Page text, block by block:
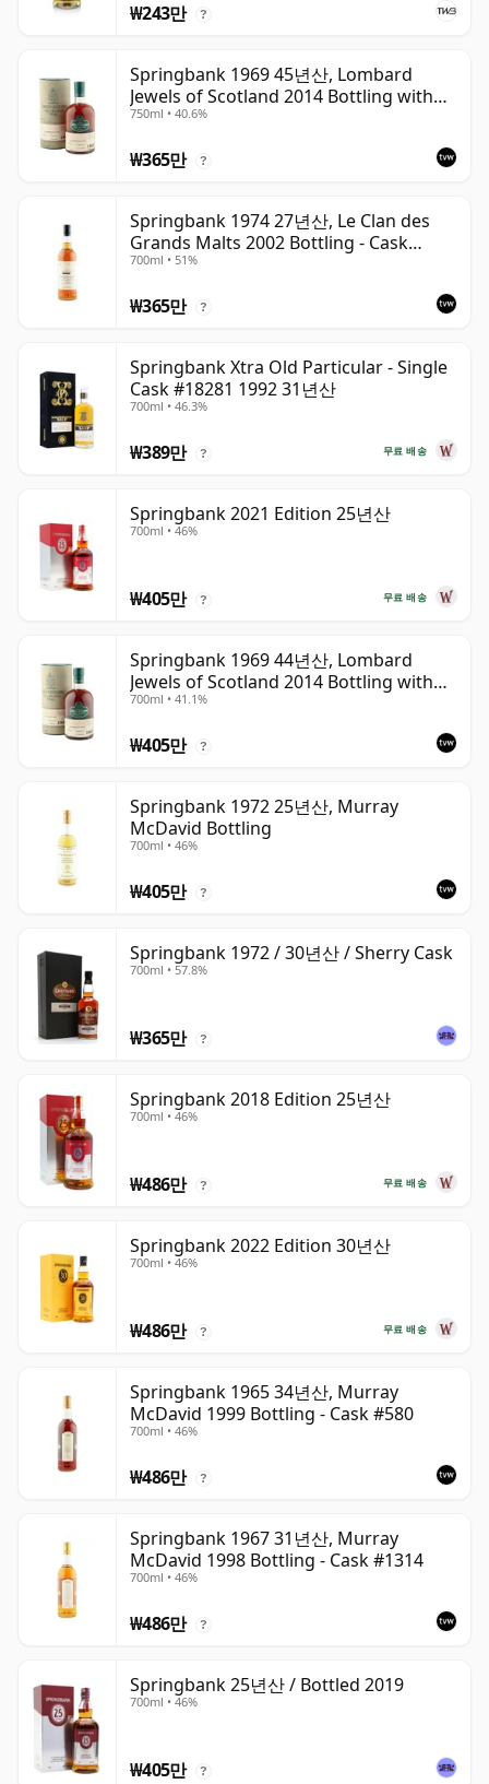
₩243만 ?
Springbank 1969 45년산, Lombard
Jewels of Scotland 2014 Bottling with
Tube
750ml • 40.6%
₩365만 ?
Springbank 1974 27년산, Le Clan des
Grands Malts 2002 Bottling - Cask
#2284
700ml • 51%
₩365만 ?
Springbank Xtra Old Particular - Single
Cask #18281 1992 31년산
700ml • 46.3%
무료 배송
₩389만 ?
Springbank 2021 Edition 25년산
700ml • 46%
무료 배송
₩405만 ?
Springbank 1969 44년산, Lombard
Jewels of Scotland 2014 Bottling with
Tube
700ml • 41.1%
₩405만 ?
Springbank 1972 25년산, Murray
McDavid Bottling
700ml • 46%
₩405만 ?
Springbank 1972 / 30년산 / Sherry Cask
700ml • 57.8%
₩365만 ?
Springbank 2018 Edition 25년산
700ml • 46%
무료 배송
₩486만 ?
Springbank 2022 Edition 30년산
700ml • 46%
무료 배송
₩486만 ?
Springbank 1965 34년산, Murray
McDavid 1999 Bottling - Cask #580
700ml • 46%
₩486만 ?
Springbank 1967 31년산, Murray
McDavid 1998 Bottling - Cask #1314
700ml • 46%
₩486만 ?
Springbank 25년산 / Bottled 2019
700ml • 46%
₩405만 ?